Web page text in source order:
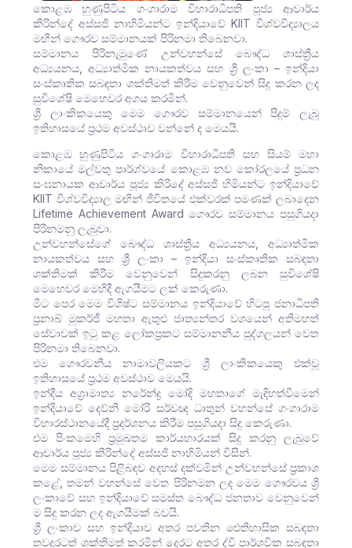
කොළඹ හුණුපිටිය ගංගාරාම විහාරාධිපති පූජ්‍ය ආචාර්ය
කිරින්දේ අස්සජි නාහිමියන්ට ඉන්දියාවේ KIIT විශ්වවිද්‍යාලය
මඟින් ගෞරව සම්මානයක් පිරිනමා තිබෙනවා.
සම්මානය පිරිනැමුණේ උන්වහන්සේ බෞද්ධ ශාස්ත්‍රීය
අධ්‍යයනය, අධ්‍යාත්මික නායකත්වය සහ ශ්‍රී ලංකා – ඉන්දියා
සංස්කෘතික සබඳතා ශක්තිමත් කිරීම වෙනුවෙන් සිදු කරන ලද
සුවිශේෂි මෙහෙවර අගය කරමින්.
ශ්‍රී ලාංකිකයෙකු මෙම ගෞරව සම්මානයෙන් පිදුම් ලැබු
ඉතිහාසයේ ප්‍රථම අවස්ථාව වන්නේ ද මෙයයි.
කොළඹ හුණුපිටිය ගංගාරාම විහාරාධිපති සහ සියම් මහා
නිකායේ මල්වතු පාර්ශ්වයේ කොළඹ නව කෝරලයේ ප්‍රධන
සංඝනායක ආචාර්ය පූජ්‍ය කිරිදේ අස්සජි හිමියන්ට ඉන්දියාවේ
KIIT විශ්වවිද්‍යාල මඟින් ජීවිතයේ එක්වරක් පමණක් ලබාදෙන
Lifetime Achievement Award ගෞරව සම්මානය පසුගියදා
පිරිනමනු ලැබුවා.
උන්වහන්සේගේ බෞද්ධ ශාස්ත්‍රීය අධ්‍යයනය, අධ්‍යාත්මික
නායකත්වය සහ ශ්‍රී ලංකා – ඉන්දියා සංස්කෘතික සබඳතා
ශක්තිමක් කිරීම වෙනුවෙන් සිදුකරනු ලබන සුවිශේෂි
මෙහෙවර මෙහිදී ඇගයීමට ලක් කෙරුණා.
මීට පෙර මෙම විශිෂ්ට සම්මානය ඉන්දියාවේ හිටපු ජනාධිපති
ප්‍රනාබ් මුකර්ජී මහතා ඇතුළු ජාත්‍යන්තර වශයෙන් අතිමහත්
සේවාවක් ඉටු කළ ලෝකප්‍රකට සම්මානනීය පුද්ගලයන් වෙත
පිරිනමා තිබෙනවා.
එම ගෞරවනීය නාමාවලියකට ශ්‍රී ලාංකිකයෙකු එක්වූ
ඉතිහාසයේ ප්‍රථම අවස්ථාව මෙයයි.
ඉන්දීය අග්‍රාමාත්‍ය නරේන්ද්‍ර මෝදි මහතාගේ මැදිහත්වීමෙන්
ඉන්දියාවේ දෙව්නි මෝරි සර්වඥ ධාතුන් වහන්සේ ගංගාරාම
විහාරස්ථානයේදී ප්‍රදර්ශනය කිරීම පසුගියදා සිදු කෙරුණා.
එම පිංකමෙහි ප්‍රමුඛතම කාර්යභාරයක් සිදු කරනු ලැබුවේ
ආචාර්ය පූජ්‍ය කිරින්දේ අස්සජි නාහිමියන් විසින්.
මෙම සම්මානය පිළිබඳව අදහස් දක්වමින් උන්වහන්සේ ප්‍රකාශ
කළේ, තමන් වහන්සේ වෙත පිරිනමන ලද මෙම ගෞරවය ශ්‍රී
ලංකාවේ සහ ඉන්දියාවේ සමස්ත බෞද්ධ ජනතාව වෙනුවෙන්
ම සිදු කරන ලද ඇගයීමක් බවයි.
ශ්‍රී ලංකාව සහ ඉන්දියාව අතර පවතින ඓතිහාසික සබඳතා
තවදුරටත් ශක්තිමත් කරමින් දෙරට අතර ද්වි පාර්‌ශවික සබඳතා